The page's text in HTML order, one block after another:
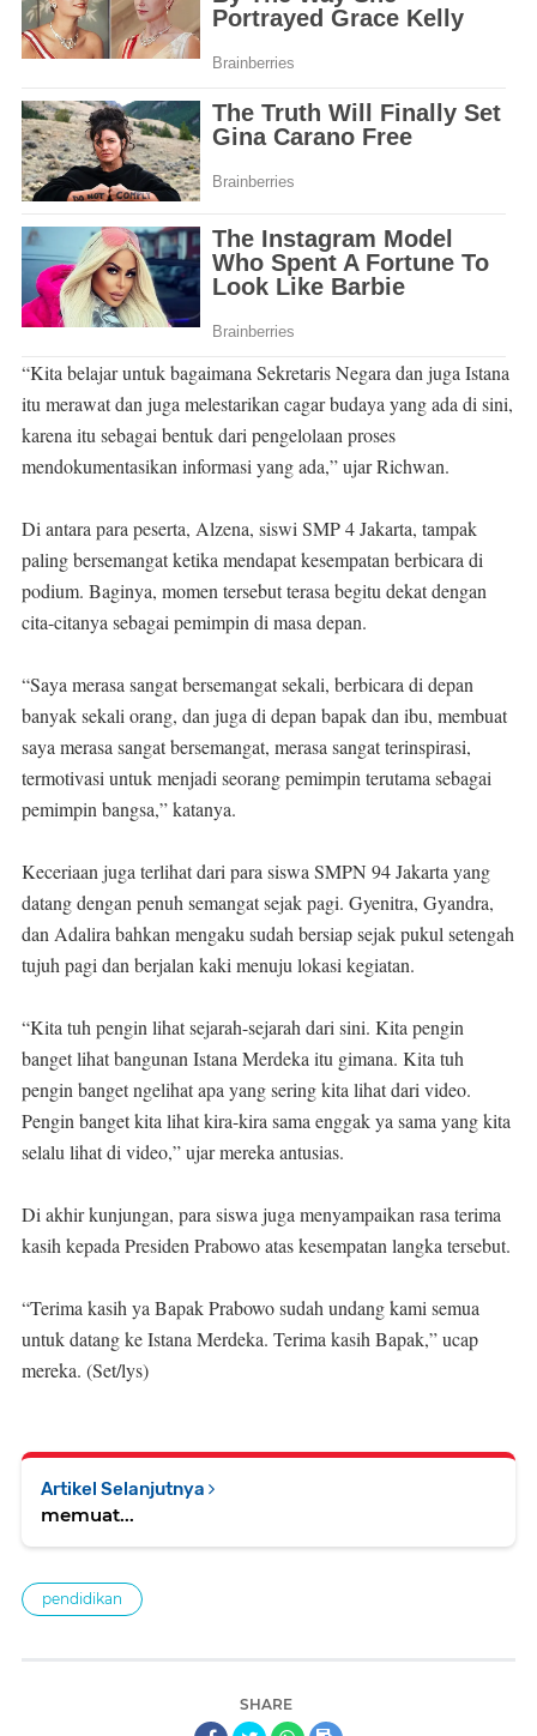
“Kita belajar untuk bagaimana Sekretaris Negara dan juga Istana
itu merawat dan juga melestarikan cagar budaya yang ada di sini,
karena itu sebagai bentuk dari pengelolaan proses
mendokumentasikan informasi yang ada,” ujar Richwan.
Di antara para peserta, Alzena, siswi SMP 4 Jakarta, tampak
paling bersemangat ketika mendapat kesempatan berbicara di
podium. Baginya, momen tersebut terasa begitu dekat dengan
cita-citanya sebagai pemimpin di masa depan.
“Saya merasa sangat bersemangat sekali, berbicara di depan
banyak sekali orang, dan juga di depan bapak dan ibu, membuat
saya merasa sangat bersemangat, merasa sangat terinspirasi,
termotivasi untuk menjadi seorang pemimpin terutama sebagai
pemimpin bangsa,” katanya.
Keceriaan juga terlihat dari para siswa SMPN 94 Jakarta yang
datang dengan penuh semangat sejak pagi. Gyenitra, Gyandra,
dan Adalira bahkan mengaku sudah bersiap sejak pukul setengah
tujuh pagi dan berjalan kaki menuju lokasi kegiatan.
“Kita tuh pengin lihat sejarah-sejarah dari sini. Kita pengin
banget lihat bangunan Istana Merdeka itu gimana. Kita tuh
pengin banget ngelihat apa yang sering kita lihat dari video.
Pengin banget kita lihat kira-kira sama enggak ya sama yang kita
selalu lihat di video,” ujar mereka antusias.
Di akhir kunjungan, para siswa juga menyampaikan rasa terima
kasih kepada Presiden Prabowo atas kesempatan langka tersebut.
“Terima kasih ya Bapak Prabowo sudah undang kami semua
untuk datang ke Istana Merdeka. Terima kasih Bapak,” ucap
mereka. (Set/lys)
Artikel Selanjutnya
memuat...
pendidikan
SHARE